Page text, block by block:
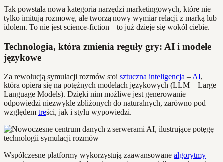
Tak powstała nowa kategoria narzędzi marketingowych, które nie
tylko imitują rozmowę, ale tworzą nowy wymiar relacji z marką lub
idolem. To nie jest science-fiction – to już dzieje się wokół ciebie.
Technologia, która zmienia reguły gry: AI i modele
językowe
Za rewolucją symulacji rozmów stoi sztuczna inteligencja – AI,
która opiera się na potężnych modelach językowych (LLM – Large
Language Models). Dzięki nim możliwe jest generowanie
odpowiedzi niezwykle zbliżonych do naturalnych, zarówno pod
względem treści, jak i stylu wypowiedzi.
Współczesne platformy wykorzystują zaawansowane algorytmy